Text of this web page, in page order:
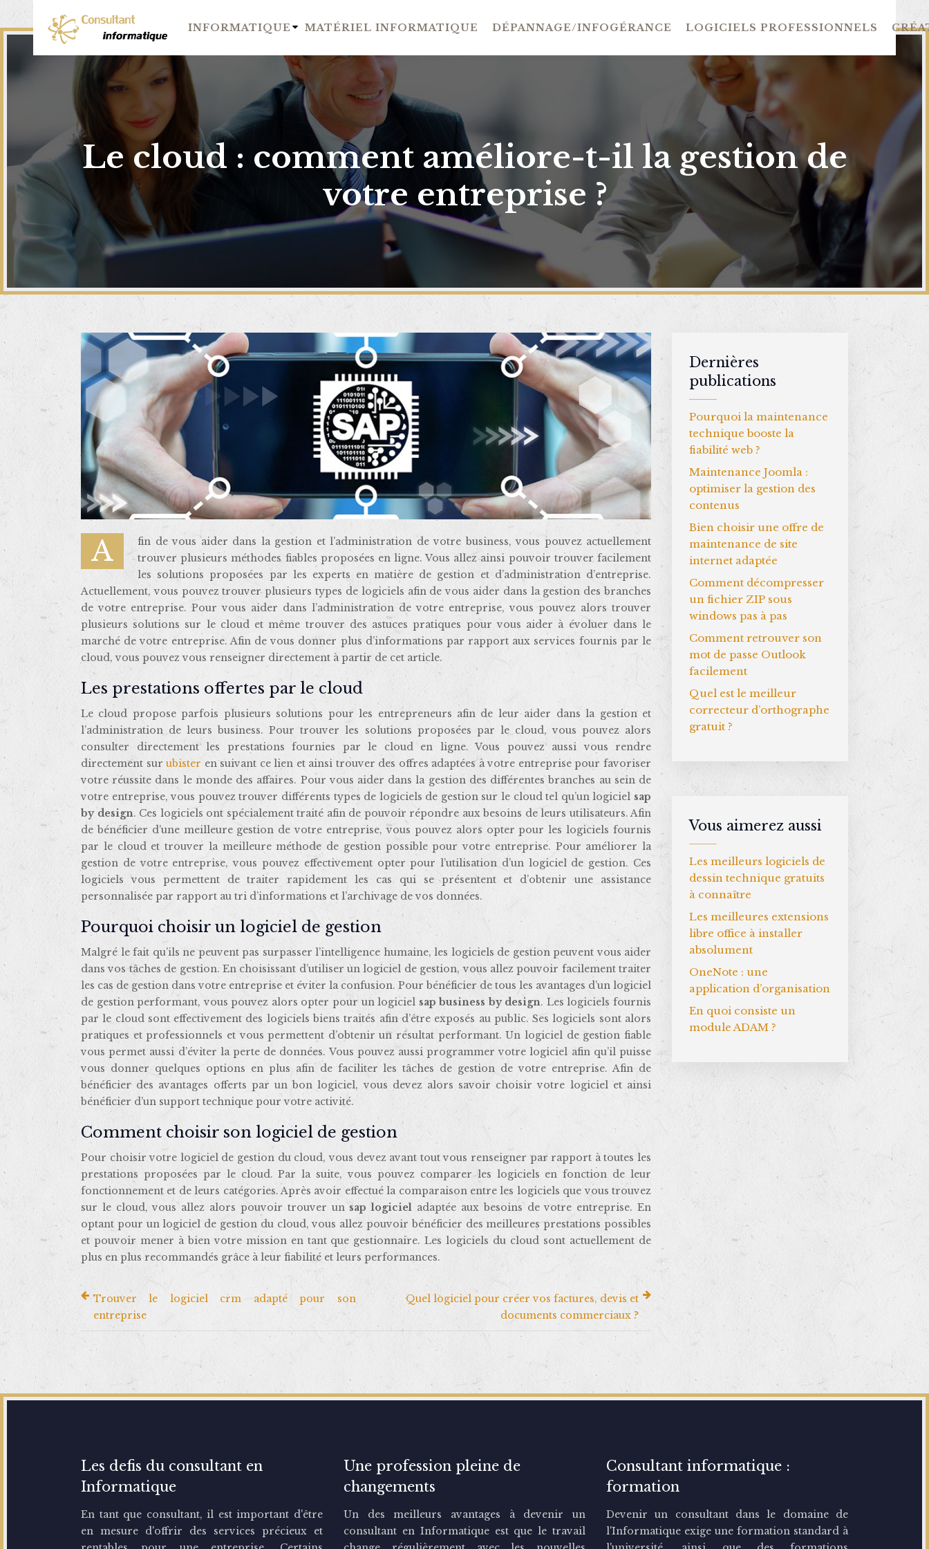
INFORMATIQUE MATÉRIEL INFORMATIQUE DÉPANNAGE/INFOGÉRANCE LOGICIELS PROFESSIONNELS
Le cloud : comment améliore-t-il la gestion de
votre entreprise ?
Afin de vous aider dans la gestion et l’administration de votre business, vous pouvez actuellement
trouver plusieurs méthodes fiables proposées en ligne. Vous allez ainsi pouvoir trouver facilement
les solutions proposées par les experts en matière de gestion et d’administration d’entreprise.
Actuellement, vous pouvez trouver plusieurs types de logiciels afin de vous aider dans la gestion des branches
de votre entreprise. Pour vous aider dans l’administration de votre entreprise, vous pouvez alors trouver
plusieurs solutions sur le cloud et même trouver des astuces pratiques pour vous aider à évoluer dans le
marché de votre entreprise. Afin de vous donner plus d’informations par rapport aux services fournis par le
cloud, vous pouvez vous renseigner directement à partir de cet article.
Les prestations offertes par le cloud
Le cloud propose parfois plusieurs solutions pour les entrepreneurs afin de leur aider dans la gestion et
l’administration de leurs business. Pour trouver les solutions proposées par le cloud, vous pouvez alors
consulter directement les prestations fournies par le cloud en ligne. Vous pouvez aussi vous rendre
directement surubister en suivant ce lien et ainsi trouver des offres adaptées à votre entreprise pour favoriser
votre réussite dans le monde des affaires. Pour vous aider dans la gestion des différentes branches au sein de
votre entreprise, vous pouvez trouver différents types de logiciels de gestion sur le cloud tel qu’un logiciel sap
by design. Ces logiciels ont spécialement traité afin de pouvoir répondre aux besoins de leurs utilisateurs. Afin
de bénéficier d’une meilleure gestion de votre entreprise, vous pouvez alors opter pour les logiciels fournis
par le cloud et trouver la meilleure méthode de gestion possible pour votre entreprise. Pour améliorer la
gestion de votre entreprise, vous pouvez effectivement opter pour l’utilisation d’un logiciel de gestion. Ces
logiciels vous permettent de traiter rapidement les cas qui se présentent et d’obtenir une assistance
personnalisée par rapport au tri d’informations et l’archivage de vos données.
Pourquoi choisir un logiciel de gestion
Malgré le fait qu’ils ne peuvent pas surpasser l’intelligence humaine, les logiciels de gestion peuvent vous aider
dans vos tâches de gestion. En choisissant d’utiliser un logiciel de gestion, vous allez pouvoir facilement traiter
les cas de gestion dans votre entreprise et éviter la confusion. Pour bénéficier de tous les avantages d’un logiciel
de gestion performant, vous pouvez alors opter pour un logiciel sap business by design. Les logiciels fournis
par le cloud sont effectivement des logiciels biens traités afin d’être exposés au public. Ses logiciels sont alors
pratiques et professionnels et vous permettent d’obtenir un résultat performant. Un logiciel de gestion fiable
vous permet aussi d’éviter la perte de données. Vous pouvez aussi programmer votre logiciel afin qu’il puisse
vous donner quelques options en plus afin de faciliter les tâches de gestion de votre entreprise. Afin de
bénéficier des avantages offerts par un bon logiciel, vous devez alors savoir choisir votre logiciel et ainsi
bénéficier d’un support technique pour votre activité.
Comment choisir son logiciel de gestion
Pour choisir votre logiciel de gestion du cloud, vous devez avant tout vous renseigner par rapport à toutes les
prestations proposées par le cloud. Par la suite, vous pouvez comparer les logiciels en fonction de leur
fonctionnement et de leurs catégories. Après avoir effectué la comparaison entre les logiciels que vous trouvez
sur le cloud, vous allez alors pouvoir trouver unsap logiciel adaptée aux besoins de votre entreprise. En
optant pour un logiciel de gestion du cloud, vous allez pouvoir bénéficier des meilleures prestations possibles
et pouvoir mener à bien votre mission en tant que gestionnaire. Les logiciels du cloud sont actuellement de
plus en plus recommandés grâce à leur fiabilité et leurs performances.
Trouver le logiciel crm adapté pour son
entreprise
Quel logiciel pour créer vos factures, devis et
documents commerciaux ?
Dernières
publications
Pourquoi la maintenance
technique booste la
fiabilité web ?
Maintenance Joomla :
optimiser la gestion des
contenus
Bien choisir une offre de
maintenance de site
internet adaptée
Comment décompresser
un fichier ZIP sous
windows pas à pas
Comment retrouver son
mot de passe Outlook
facilement
Quel est le meilleur
correcteur d’orthographe
gratuit ?
Vous aimerez aussi
Les meilleurs logiciels de
dessin technique gratuits
à connaître
Les meilleures extensions
libre office à installer
absolument
OneNote : une
application d’organisation
En quoi consiste un
module ADAM ?
Les defis du consultant en
Informatique
En tant que consultant, il est important d'être
en mesure d'offrir des services précieux et
Une profession pleine de
changements
Un des meilleurs avantages à devenir un
consultant en Informatique est que le travail
Consultant informatique :
formation
Devenir un consultant dans le domaine de
l'Informatique exige une formation standard à